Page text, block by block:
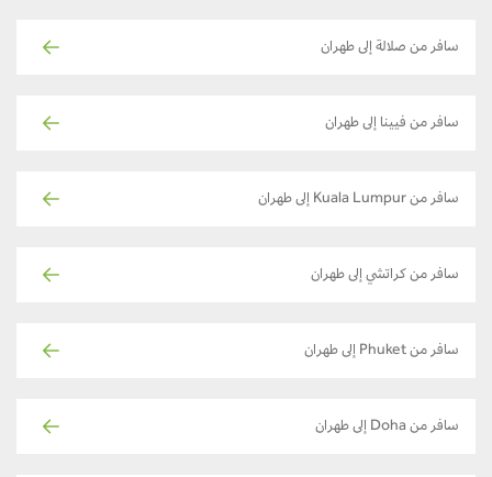
سافر من صلالة إلى طهران
سافر من فيينا إلى طهران
سافر من Kuala Lumpur إلى طهران
سافر من كراتشي إلى طهران
سافر من Phuket إلى طهران
سافر من Doha إلى طهران